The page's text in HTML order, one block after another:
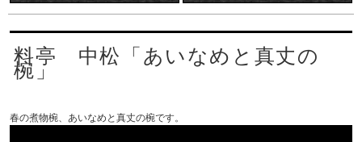
料亭 中松「あいなめと真丈の
椀」
春の煮物椀、あいなめと真丈の椀です。